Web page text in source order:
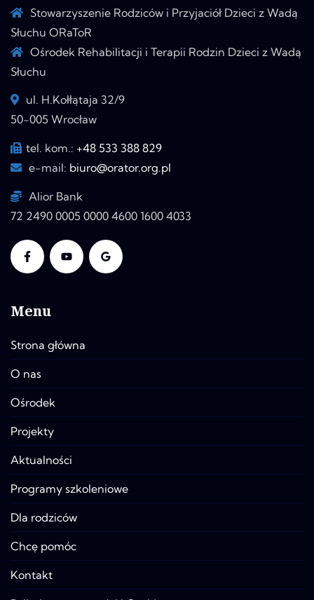
Stowarzyszenie Rodziców i Przyjaciół Dzieci z Wadą
Słuchu ORaToR
Ośrodek Rehabilitacji i Terapii Rodzin Dzieci z Wadą
Słuchu
ul. H.Kołłątaja 32/9
50-005 Wrocław
tel. kom.: +48 533 388 829
e-mail: biuro@orator.org.pl
Alior Bank
72 2490 0005 0000 4600 1600 4033
Menu
Strona główna
O nas
Ośrodek
Projekty
Aktualności
Programy szkoleniowe
Dla rodziców
Chcę pomóc
Kontakt